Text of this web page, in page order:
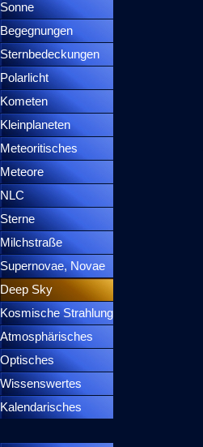
Sonne
Begegnungen
Sternbedeckungen
Polarlicht
Kometen
Kleinplaneten
Meteoritisches
Meteore
NLC
Sterne
Milchstraße
Supernovae, Novae
Deep Sky
Kosmische Strahlung
Atmosphärisches
Optisches
Wissenswertes
Kalendarisches